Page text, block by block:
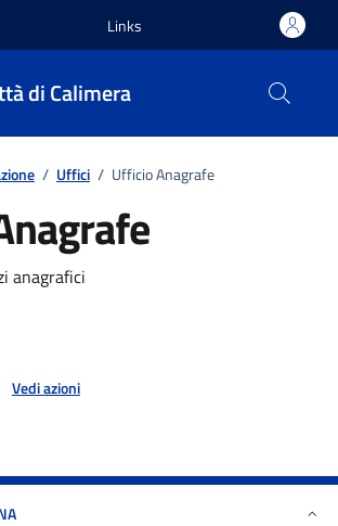
Links
di Calimera
/ Uffici / Ufficio Anagrafe
anagrafici
Vedi azioni